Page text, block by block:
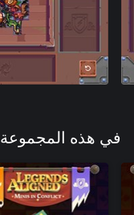
في هذه المجموعة